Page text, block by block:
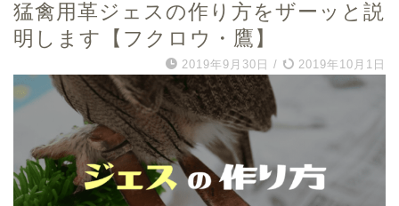
猛禽用革ジェスの作り方をザーッと説
明します【フクロウ・鷹】
2019年9月30日 / 2019年10月1日